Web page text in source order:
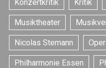
Konzertkritik Kritik
Musiktheater
Nicolas Stemann Oper
Philharmonie Essen